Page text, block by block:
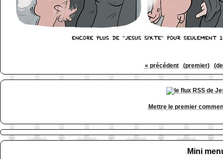
« précédent (premier)
Mettre le premier
Mini